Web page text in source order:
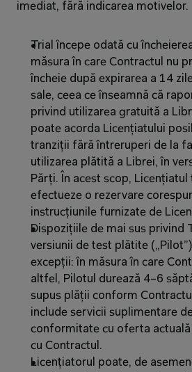
imediat, fără indicarea motivelor.
Trial începe odată cu
măsura în care Contractul nu
încheie după expirarea a 14
sale, ceea ce înseamnă că
privind utilizarea gratuită a
poate acorda Licențiatului
tranziții fără întreruperi de la
utilizarea plătită a Librei, în
Părți. În acest scop, Licențiatul
efectueze o rezervare
instrucțiunile furnizate de
Dispozițiile de mai sus privind
versiunii de test plătite
excepții: în măsura în care
altfel, Pilotul durează 4–6
supus plății conform
include servicii suplimentare
conformitate cu oferta actuală
cu Contractul.
Licențiatorul poate, de